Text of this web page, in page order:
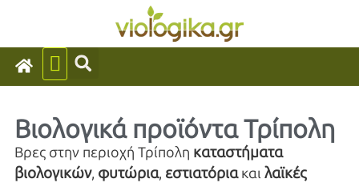
Βιολογικά προϊόντα Τρίπολη
Βρες στην περιοχή Τρίπολη καταστήματα
βιολογικών, φυτώρια, εστιατόριακαι λαϊκές